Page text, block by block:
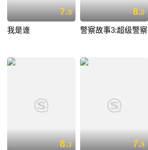
7.9
我是谁
8.0
警察故事3:超级警察
8.3 7.9